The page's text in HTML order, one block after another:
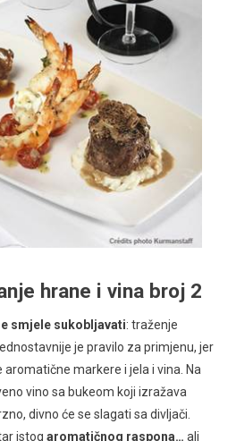
hrane i vina broj 2
smjele sukobljavati: traženje
je pravilo za primjenu, jer
markere i jela i vina. Na
vino sa bukeom koji izražava
divno će se slagati sa divljači.
istog aromatičnog raspona… ali